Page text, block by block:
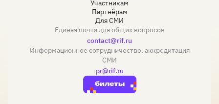
Участникам
Партнёрам
Для СМИ
Единая почта для общих вопросов
contact@rif.ru
Информационное сотрудничество, аккредитация
СМИ
pr@rif.ru
билеты